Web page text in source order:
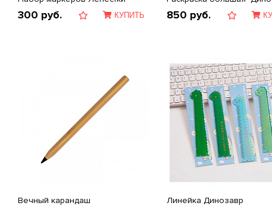
300 руб. КУПИТЬ 850 руб.
Вечный карандаш Линейка Динозавр